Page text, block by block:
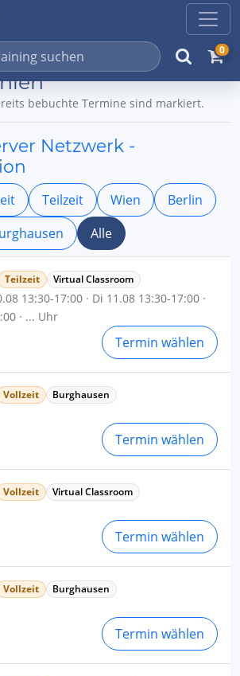
0
bebuchte Termine sind markiert.
Netzwerk -
Teilzeit Wien
Berlin
Alle
Teilzeit Virtual Classroom
13:30-17:00 · Di 11.08 13:30-17:00 ·
· ... Uhr
Termin wählen
Vollzeit Burghausen
Termin wählen
Vollzeit Virtual Classroom
Termin wählen
Vollzeit Burghausen
Termin wählen